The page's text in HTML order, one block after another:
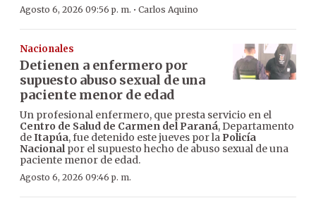
Agosto 6, 2026 09:56 p. m. · Carlos Aquino
Nacionales
Detienen a enfermero por
supuesto abuso sexual de una
paciente menor de edad
Un profesional enfermero, que presta servicio en el
Centro de Salud de Carmen del Paraná, Departamento
deItapúa, fue detenido este jueves por la Policía
Nacionalpor el supuesto hecho de abuso sexual de una
paciente menor de edad.
Agosto 6, 2026 09:46 p. m.